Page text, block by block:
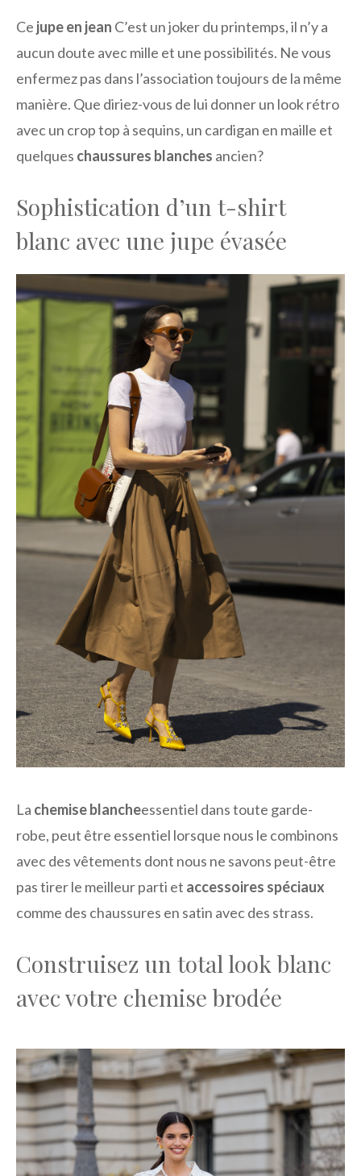
Ce jupe en jean C’est un joker du printemps, il n’y a
aucun doute avec mille et une possibilités. Ne vous
enfermez pas dans l’association toujours de la même
manière. Que diriez-vous de lui donner un look rétro
avec un crop top à sequins, un cardigan en maille et
quelques chaussures blanches ancien?
Sophistication d’un t-shirt
blanc avec une jupe évasée
La chemise blancheessentiel dans toute garde-
robe, peut être essentiel lorsque nous le combinons
avec des vêtements dont nous ne savons peut-être
pas tirer le meilleur parti et accessoires spéciaux
comme des chaussures en satin avec des strass.
Construisez un total look blanc
avec votre chemise brodée